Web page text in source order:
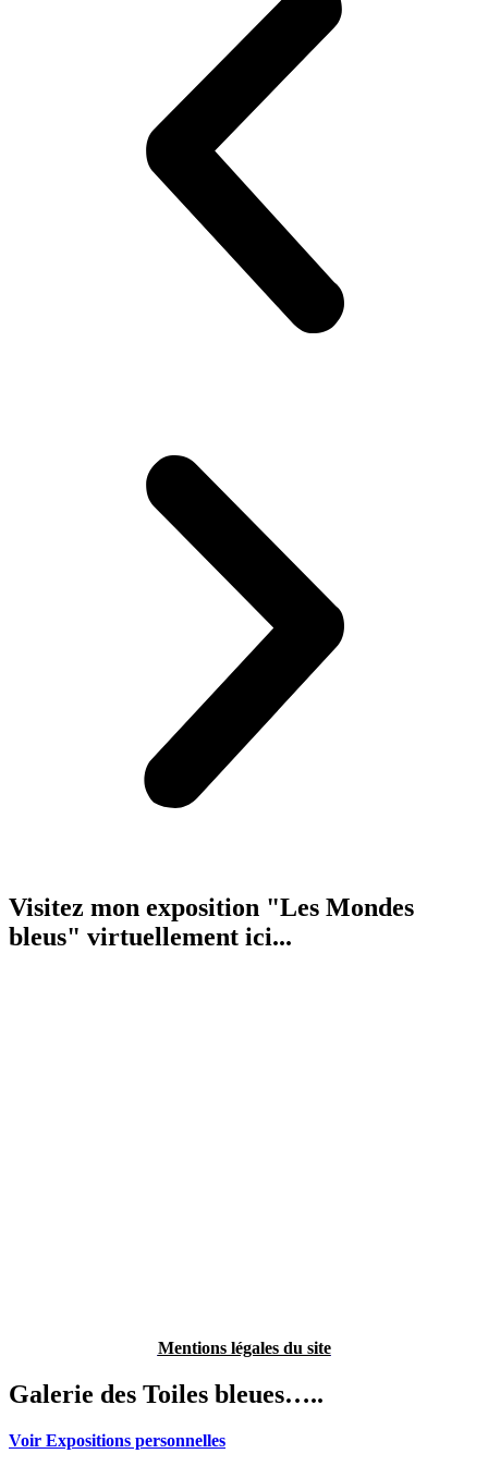
Visitez mon exposition "Les Mondes
bleus" virtuellement ici...
Mentions légales du site
Galerie des Toiles bleues…..
Voir Expositions personnelles